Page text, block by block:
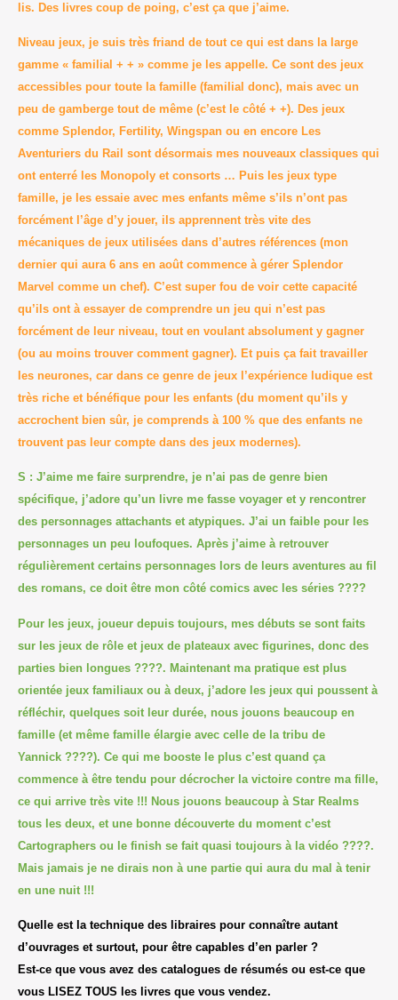
lis. Des livres coup de poing, c’est ça que j’aime.
Niveau jeux, je suis très friand de tout ce qui est dans la large
gamme « familial + + » comme je les appelle. Ce sont des jeux
accessibles pour toute la famille (familial donc), mais avec un
peu de gamberge tout de même (c’est le côté + +). Des jeux
comme Splendor, Fertility, Wingspan ou en encore Les
Aventuriers du Rail sont désormais mes nouveaux classiques qui
ont enterré les Monopoly et consorts … Puis les jeux type
famille, je les essaie avec mes enfants même s’ils n’ont pas
forcément l’âge d’y jouer, ils apprennent très vite des
mécaniques de jeux utilisées dans d’autres références (mon
dernier qui aura 6 ans en août commence à gérer Splendor
Marvel comme un chef). C’est super fou de voir cette capacité
qu’ils ont à essayer de comprendre un jeu qui n’est pas
forcément de leur niveau, tout en voulant absolument y gagner
(ou au moins trouver comment gagner). Et puis ça fait travailler
les neurones, car dans ce genre de jeux l’expérience ludique est
très riche et bénéfique pour les enfants (du moment qu’ils y
accrochent bien sûr, je comprends à 100 % que des enfants ne
trouvent pas leur compte dans des jeux modernes).
S : J’aime me faire surprendre, je n’ai pas de genre bien
spécifique, j’adore qu’un livre me fasse voyager et y rencontrer
des personnages attachants et atypiques. J’ai un faible pour les
personnages un peu loufoques. Après j’aime à retrouver
régulièrement certains personnages lors de leurs aventures au fil
des romans, ce doit être mon côté comics avec les séries ????
Pour les jeux, joueur depuis toujours, mes débuts se sont faits
sur les jeux de rôle et jeux de plateaux avec figurines, donc des
parties bien longues ????. Maintenant ma pratique est plus
orientée jeux familiaux ou à deux, j’adore les jeux qui poussent à
réfléchir, quelques soit leur durée, nous jouons beaucoup en
famille (et même famille élargie avec celle de la tribu de
Yannick ????). Ce qui me booste le plus c’est quand ça
commence à être tendu pour décrocher la victoire contre ma fille,
ce qui arrive très vite !!! Nous jouons beaucoup à Star Realms
tous les deux, et une bonne découverte du moment c’est
Cartographers ou le finish se fait quasi toujours à la vidéo ????.
Mais jamais je ne dirais non à une partie qui aura du mal à tenir
en une nuit !!!
Quelle est la technique des libraires pour connaître autant
d’ouvrages et surtout, pour être capables d’en parler ?
Est-ce que vous avez des catalogues de résumés ou est-ce que
vous LISEZ TOUS les livres que vous vendez.